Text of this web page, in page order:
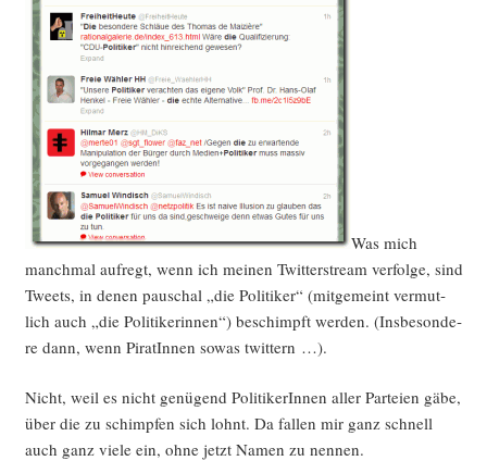
Was mich
manch­mal auf­regt, wenn ich mei­nen Twit­terstream ver­fol­ge, sind
Tweets, in denen pau­schal „die Poli­ti­ker“ (mit­ge­meint ver­mut­
lich auch „die Poli­ti­ke­rin­nen“) beschimpft wer­den. (Ins­be­son­de­
re dann, wenn Pira­tIn­nen sowas twittern …).
Nicht, weil es nicht genü­gend Poli­ti­ke­rIn­nen aller Par­tei­en gäbe,
über die zu schimp­fen sich lohnt. Da fal­len mir ganz schnell
auch ganz vie­le ein, ohne jetzt Namen zu nennen.